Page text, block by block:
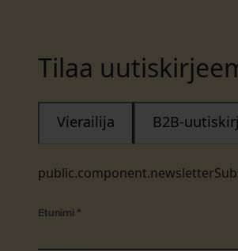
Tilaa
Vierailija B2B-
Etunimi *